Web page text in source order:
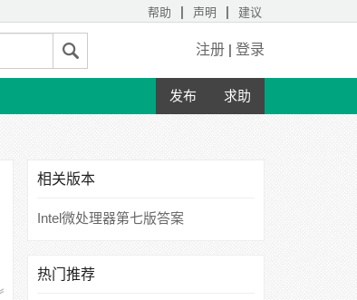
帮助 | 声明 | 建议
注册 | 登录
发布 求助
相关版本
Intel微处理器第七版答案
热门推荐